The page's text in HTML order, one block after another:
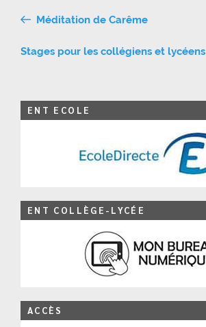
Navigation
de
Méditation de Carême
Stages pour les collégiens et lycéens
ENT ECOLE
ENT COLLÈGE-LYCÉE
ACCÈS